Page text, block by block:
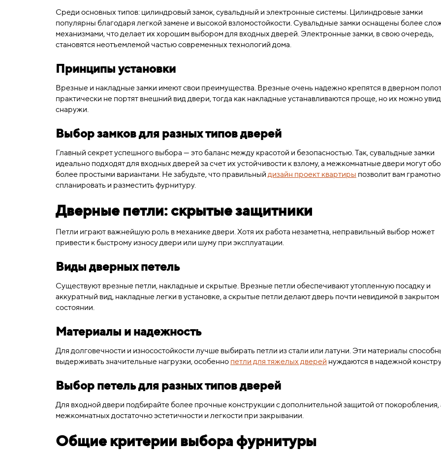
Среди основных типов: цилиндровый замок, сувальдный и электронные системы. Цилиндровые замки
популярны благодаря легкой замене и высокой взломостойкости. Сувальдные замки оснащены более
механизмами, что делает их хорошим выбором для входных дверей. Электронные замки, в свою очередь,
становятся неотъемлемой частью современных технологий дома.
Принципы установки
Врезные и накладные замки имеют свои преимущества. Врезные очень надежно крепятся в дверном
практически не портят внешний вид двери, тогда как накладные устанавливаются проще, но их можно
снаружи.
Выбор замков для разных типов дверей
Главный секрет успешного выбора — это баланс между красотой и безопасностью. Так, сувальдные замки
идеально подходят для входных дверей за счет их устойчивости к взлому, а межкомнатные двери могут
более простыми вариантами. Не забудьте, что правильный дизайн проект квартиры позволит вам грамотно
спланировать и разместить фурнитуру.
Дверные петли: скрытые защитники
Петли играют важнейшую роль в механике двери. Хотя их работа незаметна, неправильный выбор может
привести к быстрому износу двери или шуму при эксплуатации.
Виды дверных петель
Существуют врезные петли, накладные и скрытые. Врезные петли обеспечивают утопленную посадку и
аккуратный вид, накладные легки в установке, а скрытые петли делают дверь почти невидимой в закрытом
состоянии.
Материалы и надежность
Для долговечности и износостойкости лучше выбирать петли из стали или латуни. Эти материалы
выдерживать значительные нагрузки, особенно петли для тяжелых дверей нуждаются в надежной
Выбор петель для разных типов дверей
Для входной двери подбирайте более прочные конструкции с дополнительной защитой от покоробления,
межкомнатных достаточно эстетичности и легкости при закрывании.
Общие критерии выбора фурнитуры